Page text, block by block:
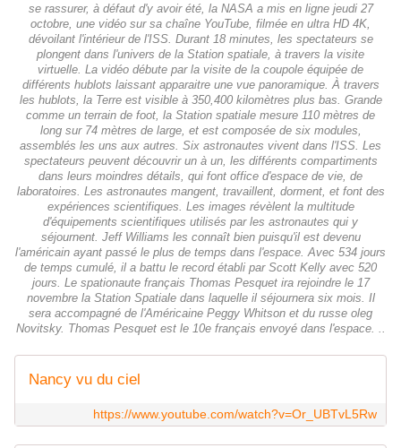
se rassurer, à défaut d'y avoir été, la NASA a mis en ligne jeudi 27
octobre, une vidéo sur sa chaîne YouTube, filmée en ultra HD 4K,
dévoilant l'intérieur de l'ISS. Durant 18 minutes, les spectateurs se
plongent dans l'univers de la Station spatiale, à travers la visite
virtuelle. La vidéo débute par la visite de la coupole équipée de
différents hublots laissant apparaitre une vue panoramique. À travers
les hublots, la Terre est visible à 350,400 kilomètres plus bas. Grande
comme un terrain de foot, la Station spatiale mesure 110 mètres de
long sur 74 mètres de large, et est composée de six modules,
assemblés les uns aux autres. Six astronautes vivent dans l'ISS. Les
spectateurs peuvent découvrir un à un, les différents compartiments
dans leurs moindres détails, qui font office d'espace de vie, de
laboratoires. Les astronautes mangent, travaillent, dorment, et font des
expériences scientifiques. Les images révèlent la multitude
d'équipements scientifiques utilisés par les astronautes qui y
séjournent. Jeff Williams les connaît bien puisqu'il est devenu
l'américain ayant passé le plus de temps dans l'espace. Avec 534 jours
de temps cumulé, il a battu le record établi par Scott Kelly avec 520
jours. Le spationaute français Thomas Pesquet ira rejoindre le 17
novembre la Station Spatiale dans laquelle il séjournera six mois. Il
sera accompagné de l'Américaine Peggy Whitson et du russe oleg
Novitsky. Thomas Pesquet est le 10e français envoyé dans l'espace. ..
Nancy vu du ciel
https://www.youtube.com/watch?v=Or_UBTvL5Rw